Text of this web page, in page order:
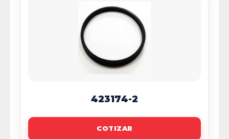
423174-2
COTIZAR